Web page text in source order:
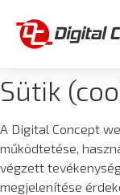
Sütik
A Digital Concept
működtetése,
végzett
megjelenítése